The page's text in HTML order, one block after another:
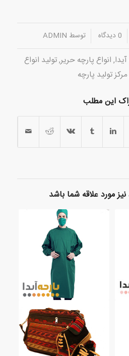
0 دیدگاه/ توسط ADMIN
, انواع پارچه حریر,تولید انواع
مرکز تولید پارچه
این مطلب
مورد علاقه شما باشد